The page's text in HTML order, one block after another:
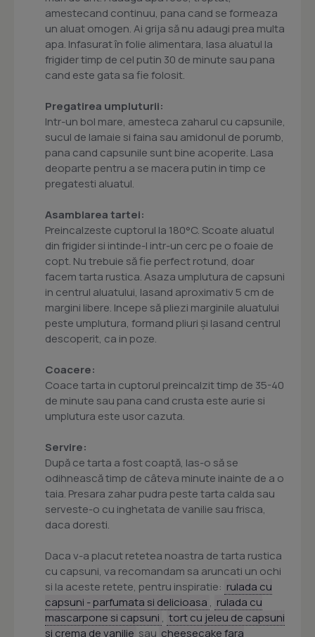
amestecand continuu, pana cand se formeaza
un aluat omogen. Ai grija să nu adaugi prea multa
apa. Infasurat în folie alimentara, lasa aluatul la
frigider timp de cel putin 30 de minute sau pana
cand este gata sa fie folosit.
Pregatirea umpluturii:
Intr-un bol mare, amesteca zaharul cu capsunile,
sucul de lamaie si faina sau amidonul de porumb,
pana cand capsunile sunt bine acoperite. Lasa
deoparte pentru a se macera putin in timp ce
pregatesti aluatul.
Asamblarea tartei:
Preincalzeste cuptorul la 180°C. Scoate aluatul
din frigider si intinde-l intr-un cerc pe o foaie de
copt. Nu trebuie să fie perfect rotund, doar
facem tarta rustica. Asaza umplutura de capsuni
in centrul aluatului, lasand aproximativ 5 cm de
margini libere. Incepe să pliezi marginile aluatului
peste umplutura, formand pliuri și lasand centrul
descoperit, ca in poze.
Coacere:
Coace tarta in cuptorul preincalzit timp de 35-40
de minute sau pana cand crusta este aurie si
umplutura este usor cazuta.
Servire:
După ce tarta a fost coaptă, las-o să se
odihnească timp de câteva minute inainte de a o
taia. Presara zahar pudra peste tarta calda sau
serveste-o cu inghetata de vanilie sau frisca,
daca doresti.
Daca v-a placut retetea noastra de tarta rustica
cu capsuni, va recomandam sa aruncati un ochi
si la aceste retete, pentru inspiratie: rulada cu
capsuni - parfumata si delicioasa , rulada cu
mascarpone si capsuni , tort cu jeleu de capsuni
si crema de vanilie sau cheesecake fara